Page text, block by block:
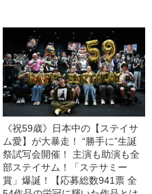
《祝59歳》日本中の【ステイサ
ム愛】が大暴走！ “勝手に”生誕
祭試写会開催！ 主演も助演も全
部ステイサム！「ステサミー
賞」爆誕！【応募総数941票 全